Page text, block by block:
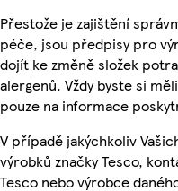
Přestože je zajištění
péče, jsou předpisy pro
dojít ke změně složek
alergenů. Vždy byste si
pouze na informace
V případě jakýchkoliv
výrobků značky Tesco,
Tesco nebo výrobce